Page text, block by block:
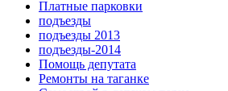
Платные парковки
подъезды
подъезды 2013
подъезды-2014
Помощь депутата
Ремонты на таганке